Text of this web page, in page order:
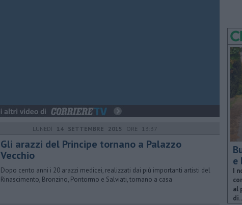
LUNEDÌ 14 SETTEMBRE 2015 ORE 13:37
Gli arazzi del Principe tornano a Palazzo
Vecchio
Dopo cento anni i 20 arazzi medicei, realizzati dai più importanti artisti del
Rinascimento, Bronzino, Pontormo e Salviati, tornano a casa
e
I
al